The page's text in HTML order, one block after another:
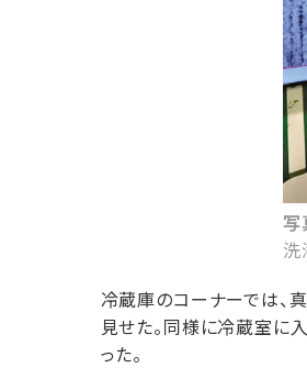
写
洗
冷蔵庫のコーナーでは、
見せた。同様に冷蔵室に
った。